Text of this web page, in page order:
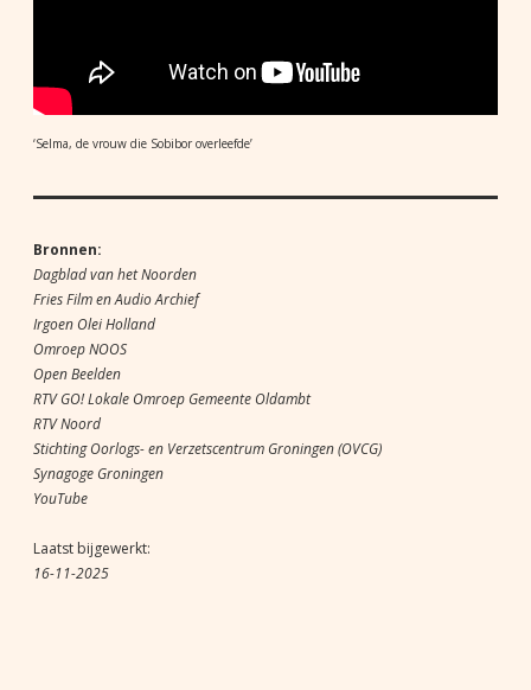
‘Selma, de vrouw die Sobibor overleefde’
Bronnen:
Dagblad van het Noorden
Fries Film en Audio Archief
Irgoen Olei Holland
Omroep NOOS
Open Beelden
RTV GO! Lokale Omroep Gemeente Oldambt
RTV Noord
Stichting Oorlogs- en Verzetscentrum Groningen (OVCG)
Synagoge Groningen
YouTube
Laatst bijgewerkt:
16-11-2025